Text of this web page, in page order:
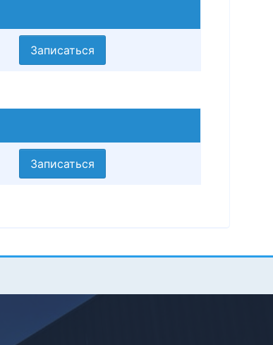
Записаться
Записаться